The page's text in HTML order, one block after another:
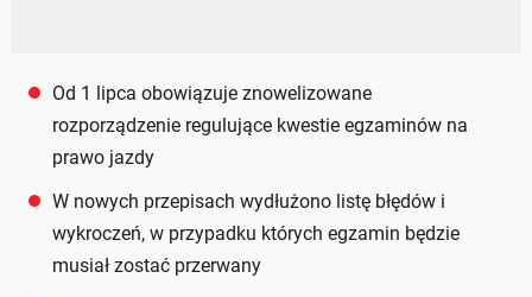
Od 1 lipca obowiązuje znowelizowane
rozporządzenie regulujące kwestie egzaminów na
prawo jazdy
W nowych przepisach wydłużono listę błędów i
wykroczeń, w przypadku których egzamin będzie
musiał zostać przerwany